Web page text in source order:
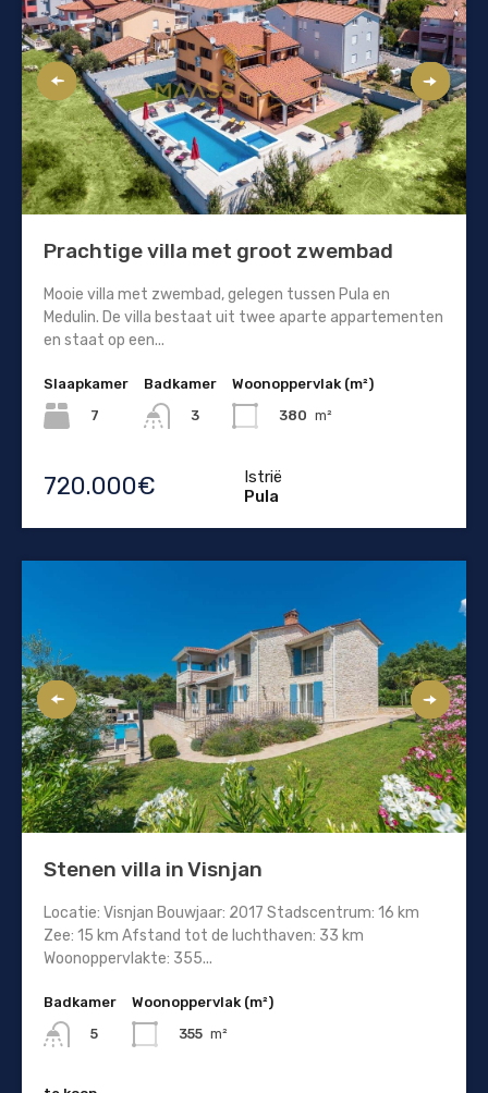
Prachtige villa met groot zwembad
Mooie villa met zwembad, gelegen tussen Pula en
Medulin. De villa bestaat uit twee aparte appartementen
en staat op een...
Slaapkamer
7
Badkamer
3
Woonoppervlak (m²)
380 m²
720.000€
Istrië
Pula
Stenen villa in Visnjan
Locatie: Visnjan Bouwjaar: 2017 Stadscentrum: 16 km
Zee: 15 km Afstand tot de luchthaven: 33 km
Woonoppervlakte: 355...
Badkamer
5
Woonoppervlak (m²)
355 m²